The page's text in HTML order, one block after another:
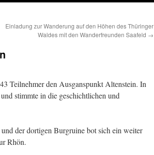
Einladung zur Wanderung auf den Höhen des Thüringer
Waldes mit den Wanderfreunden Saafeld →
Teilnehmer den Ausganspunkt Altenstein. In
stimmte in die geschichtlichen und
der dortigen Burgruine bot sich ein weiter
Rhön.